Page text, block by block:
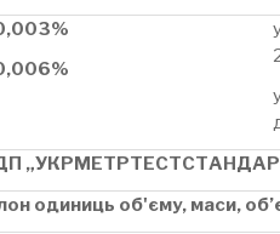
одиниць об'єму, маси,